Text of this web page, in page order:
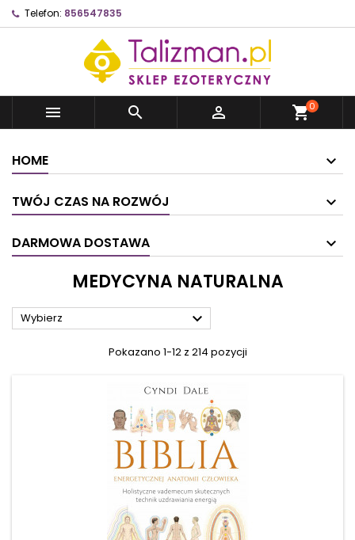
Telefon: 856547835
   shopping_cart0
HOME
TWÓJ CZAS NA ROZWÓJ
DARMOWA DOSTAWA
MEDYCYNA NATURALNA
Wybierz 
Pokazano 1-12 z 214 pozycji